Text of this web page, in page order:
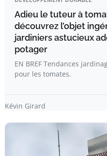
Adieu le tuteur à
découvrez l’objet
jardiniers astucieux
potager
EN BREF Tendances
pour les tomates.
Kévin Girard